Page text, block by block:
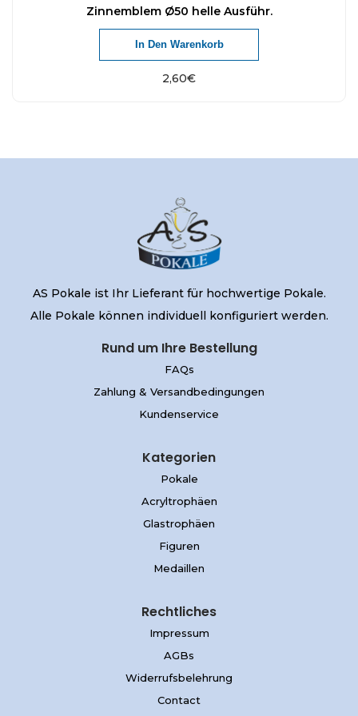
Zinnemblem Ø50 helle Ausführ.
2,60€
In Den Warenkorb
AS Pokale ist Ihr Lieferant für hochwertige Pokale.
Alle Pokale können individuell konfiguriert werden.
Rund um Ihre Bestellung
FAQs
Zahlung & Versandbedingungen
Kundenservice
Kategorien
Pokale
Acryltrophäen
Glastrophäen
Figuren
Medaillen
Rechtliches
Impressum
AGBs
Widerrufsbelehrung
Contact